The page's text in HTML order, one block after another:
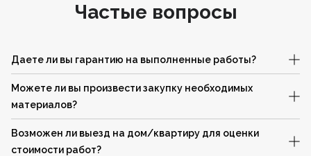
Частые вопросы
Даете ли вы гарантию на выполненные работы?
Можете ли вы произвести закупку необходимых
материалов?
Возможен ли выезд на дом/квартиру для оценки
стоимости работ?